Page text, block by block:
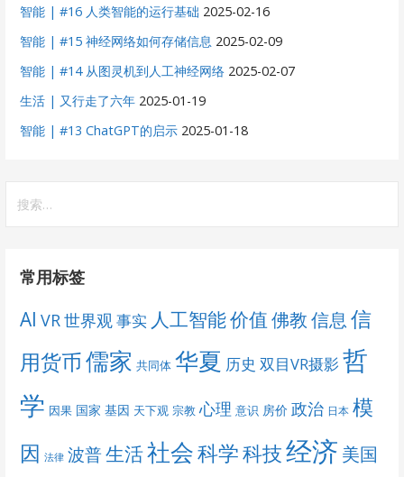
智能 | #16 人类智能的运行基础 2025-02-16
智能 | #15 神经网络如何存储信息 2025-02-09
智能 | #14 从图灵机到人工神经网络 2025-02-07
生活 | 又行走了六年 2025-01-19
智能 | #13 ChatGPT的启示 2025-01-18
索：
常用标签
AI VR世界观事实 人工智能价值佛教信息信
用货币儒家 共同体 华夏 历史 双目VR摄影 哲
学 因果 国家 基因 天下观 宗教 心理 意识 房价 政治 日本 模
因 法律 波普生活社会科学科技经济 美国